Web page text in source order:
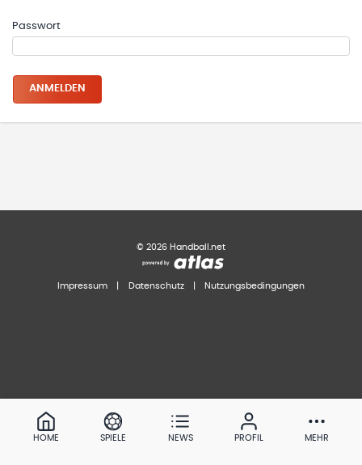
Passwort
ANMELDEN
© 2026 Handball.net
Impressum Datenschutz Nutzungsbedingungen
HOME SPIELE NEWS PROFIL MEHR